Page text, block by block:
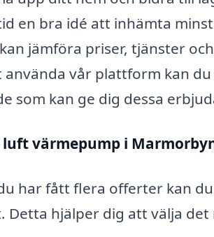
en bra idé att inhämta
jämföra priser, tjänster
vår plattform kan
som kan ge dig dessa
värmepump i
har fått flera offerter kan
Detta hjälper dig att välja